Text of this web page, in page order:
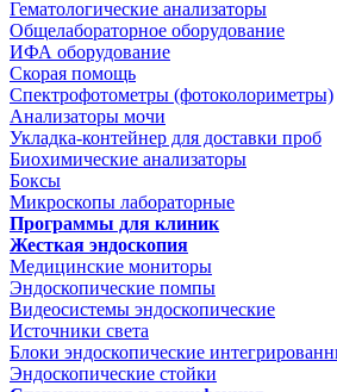
Гематологические анализаторы
Общелабораторное оборудование
ИФА оборудование
Скорая помощь
Спектрофотометры (фотоколориметры)
Анализаторы мочи
Укладка-контейнер для доставки проб
Биохимические анализаторы
Боксы
Микроскопы лабораторные
Программы для клиник
Жесткая эндоскопия
Медицинские мониторы
Эндоскопические помпы
Видеосистемы эндоскопические
Источники света
Блоки эндоскопические
Эндоскопические стойки